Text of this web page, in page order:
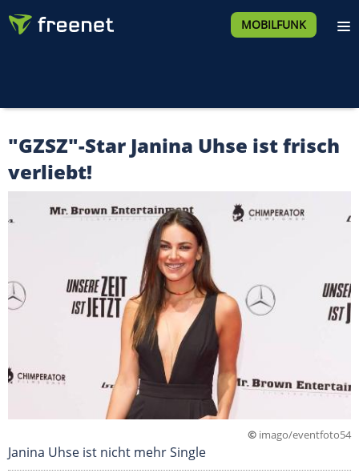
MOBILFUNK
"GZSZ"-Star Janina Uhse ist frisch
verliebt!
© imago/eventfoto54
Janina Uhse ist nicht mehr Single